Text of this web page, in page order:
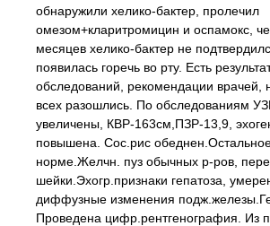
обнаружили хелико-бактер, пролечил
омезом+кларитромицин и оспамокс,
месяцев хелико-бактер не
появилась горечь во рту. Есть
обследований, рекомендации врачей,
всех разошлись. По обследованиям
увеличены, КВР-163см,ПЗР-13,9,
повышена. Сос.рис
норме.Желчн. пуз обычных р-ров,
шейки.Эхогр.признаки гепатоза,
диффузные изменения
Проведена цифр.рентгенография. Из